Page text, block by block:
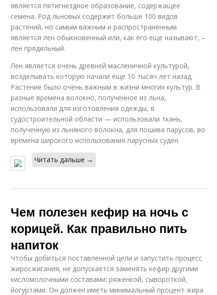
является пятигнездное образование, содержащее
семена. Род льновых содержит больше 100 видов
растений, но самым важным и распространенным
является лен обыкновенный или, как его еще называют, –
лен прядильный.
Лен является очень древней масленичной культурой,
возделывать которую начали еще 10 тысяч лет назад.
Растение было очень важным в жизни многих культур. В
разные времена волокно, полученное из льна,
использовали для изготовления одежды, в
судостроительной области — использовали ткань,
полученную из льняного волокна, для пошива парусов, во
времена широкого использования парусных суден.
Читать дальше →
Чем полезен кефир на ночь с
корицей. Как правильно пить
напиток
Чтобы добиться поставленной цели и запустить процесс
жиросжигания, не допускается заменять кефир другими
кисломолочными составами: ряженкой, сывороткой,
йогуртами. Он должен иметь минимальный процент жира